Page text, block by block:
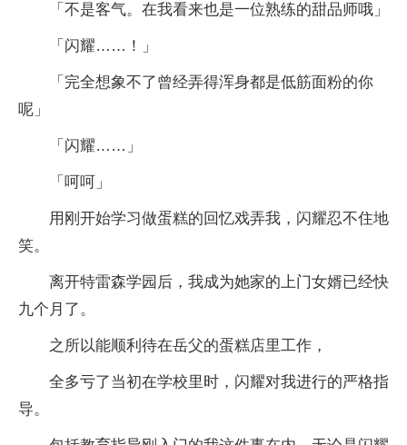
「不是客气。在我看来也是一位熟练的甜品师哦」
「闪耀……！」
「完全想象不了曾经弄得浑身都是低筋面粉的你
呢」
「闪耀……」
「呵呵」
用刚开始学习做蛋糕的回忆戏弄我，闪耀忍不住地
笑。
离开特雷森学园后，我成为她家的上门女婿已经快
九个月了。
之所以能顺利待在岳父的蛋糕店里工作，
全多亏了当初在学校里时，闪耀对我进行的严格指
导。